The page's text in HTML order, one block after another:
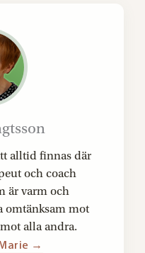
alltid finnas där
och coach
är varm och
omtänksam mot
alla andra.
→